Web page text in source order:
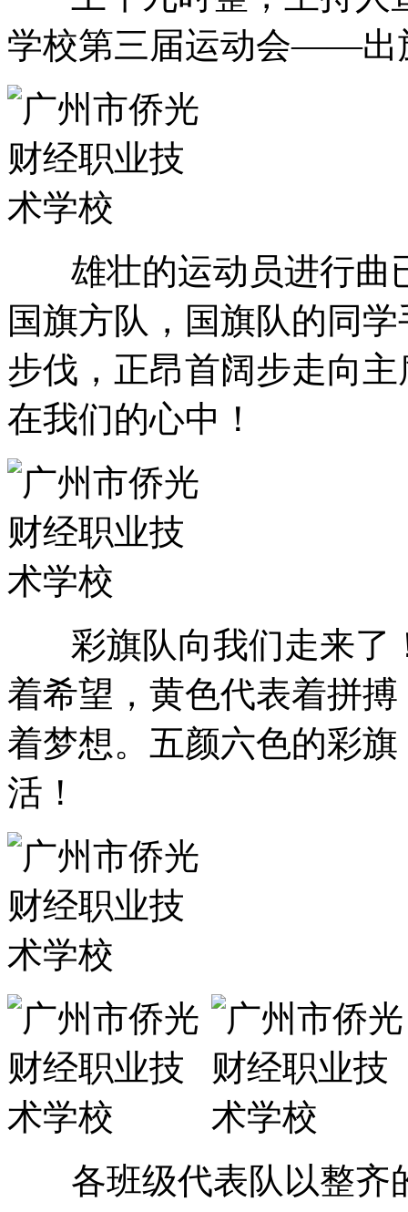
学校第三届运动会——出
雄壮的运动员进行曲
国旗方队，国旗队的同
步伐，正昂首阔步走向
在我们的心中！
彩旗队向我们走来了
着希望，黄色代表着拼
着梦想。五颜六色的彩
活！
各班级代表队以整齐